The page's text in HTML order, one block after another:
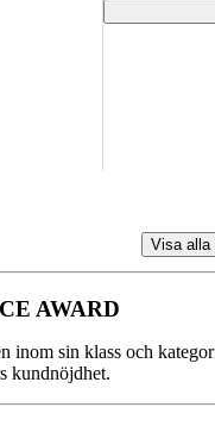
Visa alla
AWARD
inom sin klass och
kundnöjdhet.